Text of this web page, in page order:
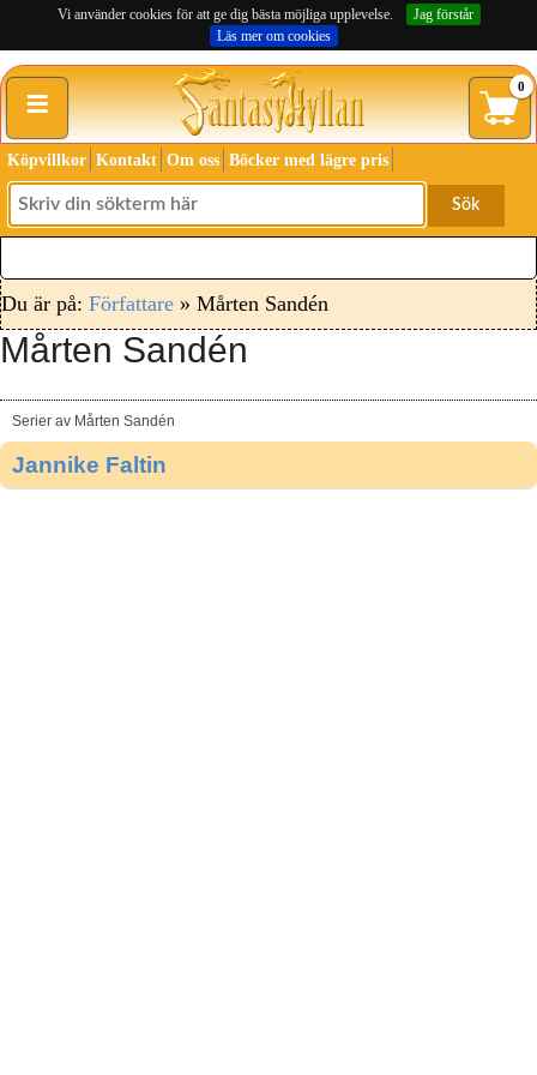
Vi använder cookies för att ge dig bästa möjliga upplevelse.
Jag förstår
Läs mer om cookies
≡ 0
Köpvillkor Kontakt Om oss Böcker med lägre pris
Sök
Du är på: Författare » Mårten Sandén
Mårten Sandén
Serier av Mårten Sandén
Jannike Faltin